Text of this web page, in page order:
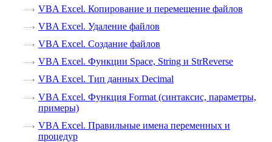
VBA Excel. Копирование и перемещение файлов
VBA Excel. Удаление файлов
VBA Excel. Создание файлов
VBA Excel. Функции Space, String и StrReverse
VBA Excel. Тип данных Decimal
VBA Excel. Функция Format (синтаксис, параметры,
примеры)
VBA Excel. Правильные имена переменных и
процедур